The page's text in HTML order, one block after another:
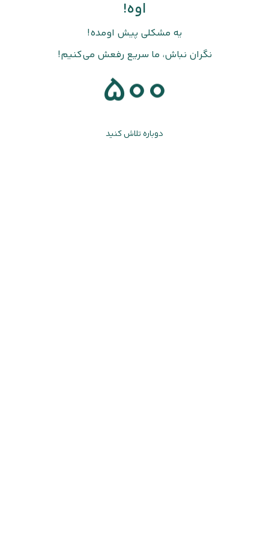
اوه!
یه مشکلی پیش اومده!
نگران نباش، ما سریع رفعش می‌کنیم!
500
دوباره تلاش کنید